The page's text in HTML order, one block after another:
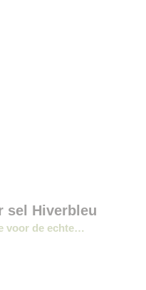
sel Hiverbleu
voor de echte…